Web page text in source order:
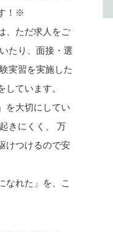
！※
、ただ求人をご
たり、面接・選
実習を実施した
ています。
を大切にしてい
きにくく、
万
けつけるので安
なれた」を、こ